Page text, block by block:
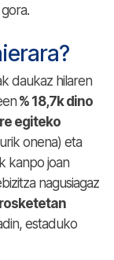
daukaz hilaren
% 18,7k dino
egiteko
onena) eta
kanpo joan
nagusiagaz
estaduko